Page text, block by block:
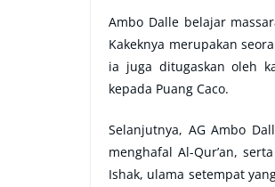
Ambo Dalle belajar
Kakeknya merupakan
ia juga ditugaskan oleh
kepada Puang Caco.
Selanjutnya, AG Ambo
menghafal Al-Qur’an,
Ishak, ulama setempat